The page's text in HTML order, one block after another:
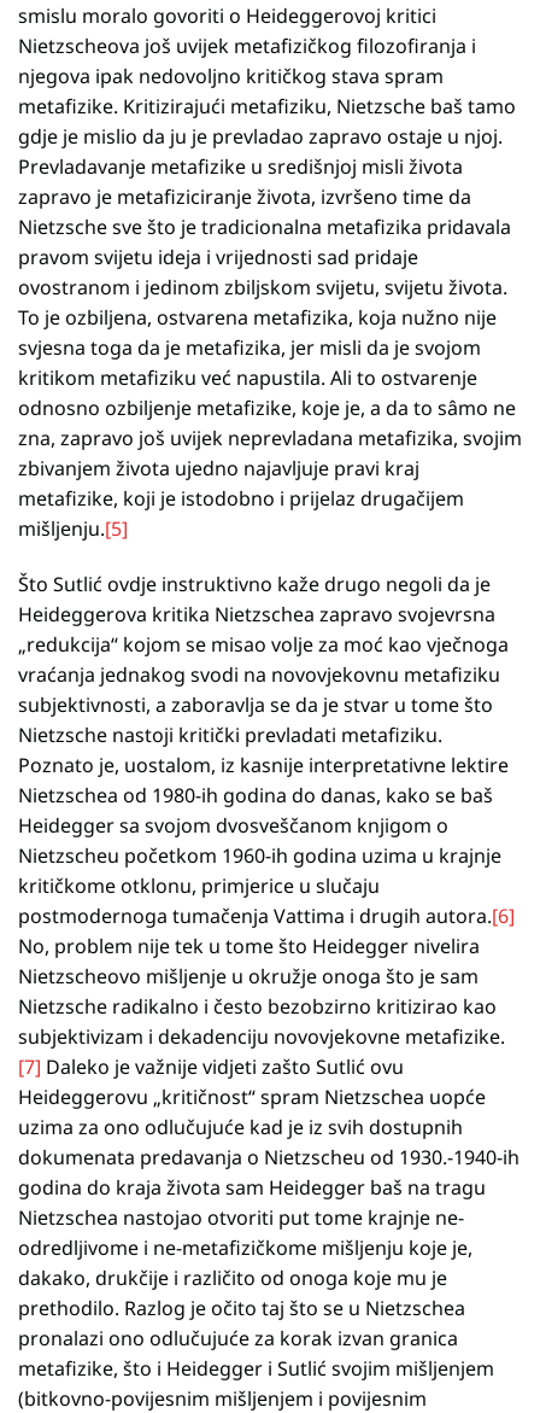
smislu moralo govoriti o Heideggerovoj kritici
Nietzscheova još uvijek metafizičkog filozofiranja i
njegova ipak nedovoljno kritičkog stava spram
metafizike. Kritizirajući metafiziku, Nietzsche baš tamo
gdje je mislio da ju je prevladao zapravo ostaje u njoj.
Prevladavanje metafizike u središnjoj misli života
zapravo je metafiziciranje života, izvršeno time da
Nietzsche sve što je tradicionalna metafizika pridavala
pravom svijetu ideja i vrijednosti sad pridaje
ovostranom i jedinom zbiljskom svijetu, svijetu života.
To je ozbiljena, ostvarena metafizika, koja nužno nije
svjesna toga da je metafizika, jer misli da je svojom
kritikom metafiziku već napustila. Ali to ostvarenje
odnosno ozbiljenje metafizike, koje je, a da to sâmo ne
zna, zapravo još uvijek neprevladana metafizika, svojim
zbivanjem života ujedno najavljuje pravi kraj
metafizike, koji je istodobno i prijelaz drugačijem
mišljenju.[5]
Što Sutlić ovdje instruktivno kaže drugo negoli da je
Heideggerova kritika Nietzschea zapravo svojevrsna
„redukcija“ kojom se misao volje za moć kao vječnoga
vraćanja jednakog svodi na novovjekovnu metafiziku
subjektivnosti, a zaboravlja se da je stvar u tome što
Nietzsche nastoji kritički prevladati metafiziku.
Poznato je, uostalom, iz kasnije interpretativne lektire
Nietzschea od 1980-ih godina do danas, kako se baš
Heidegger sa svojom dvosveščanom knjigom o
Nietzscheu početkom 1960-ih godina uzima u krajnje
kritičkome otklonu, primjerice u slučaju
postmodernoga tumačenja Vattima i drugih autora.[6]
No, problem nije tek u tome što Heidegger nivelira
Nietzscheovo mišljenje u okružje onoga što je sam
Nietzsche radikalno i često bezobzirno kritizirao kao
subjektivizam i dekadenciju novovjekovne metafizike.
[7] Daleko je važnije vidjeti zašto Sutlić ovu
Heideggerovu „kritičnost“ spram Nietzschea uopće
uzima za ono odlučujuće kad je iz svih dostupnih
dokumenata predavanja o Nietzscheu od 1930.-1940-ih
godina do kraja života sam Heidegger baš na tragu
Nietzschea nastojao otvoriti put tome krajnje ne-
odredljivome i ne-metafizičkome mišljenju koje je,
dakako, drukčije i različito od onoga koje mu je
prethodilo. Razlog je očito taj što se u Nietzschea
pronalazi ono odlučujuće za korak izvan granica
metafizike, što i Heidegger i Sutlić svojim mišljenjem
(bitkovno-povijesnim mišljenjem i povijesnim